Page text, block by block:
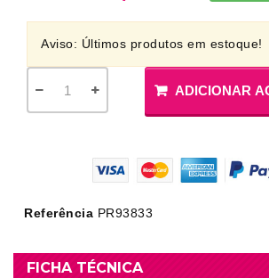
Aviso: Últimos produtos em estoque!
ADICIONAR
Referência PR93833
FICHA TÉCNICA